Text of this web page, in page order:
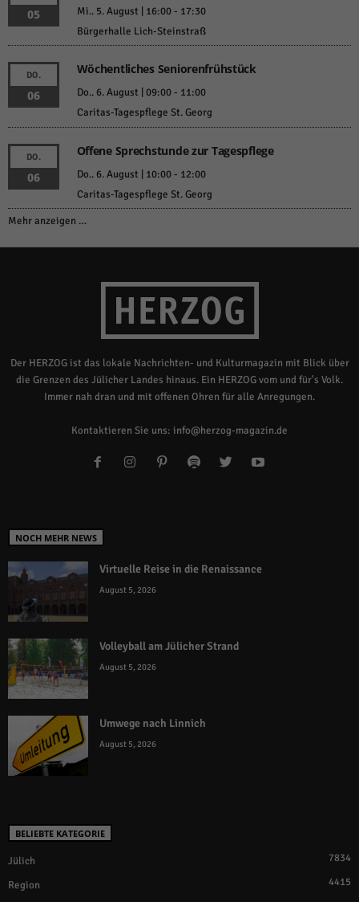
05 Mi.. 5. August | 16:00- 17:30
Bürgerhalle Lich-Steinstraß
DO.
06
Wöchentliches Seniorenfrühstück
Do.. 6. August | 09:00- 11:00
Caritas-Tagespflege St. Georg
DO.
06
Offene Sprechstunde zur Tagespflege
Do.. 6. August | 10:00- 12:00
Caritas-Tagespflege St. Georg
Mehr anzeigen …
Der HERZOG ist das lokale Nachrichten- und Kulturmagazin mit Blick über
die Grenzen des Jülicher Landes hinaus. Ein HERZOG vom und für's Volk.
Immer nah dran und mit offenen Ohren für alle Anregungen.
Kontaktieren Sie uns: info@herzog-magazin.de
NOCH MEHR NEWS
Virtuelle Reise in die Renaissance
August 5, 2026
Volleyball am Jülicher Strand
August 5, 2026
Umwege nach Linnich
August 5, 2026
BELIEBTE KATEGORIE
Jülich 7834
Region
4415